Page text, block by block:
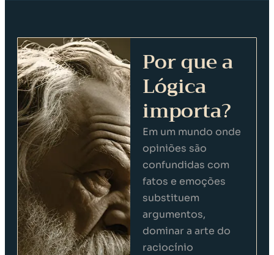
Por que a
Lógica
importa?
Em um mundo onde
opiniões são
confundidas com
fatos e emoções
substituem
argumentos,
dominar a arte do
raciocínio